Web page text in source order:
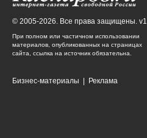
© 2005-2026. Все права защищены. v1
При полном или частичном использовании
материалов, опубликованных на страницах
сайта, ссылка на источник обязательна.
Бизнес-материалы Реклама